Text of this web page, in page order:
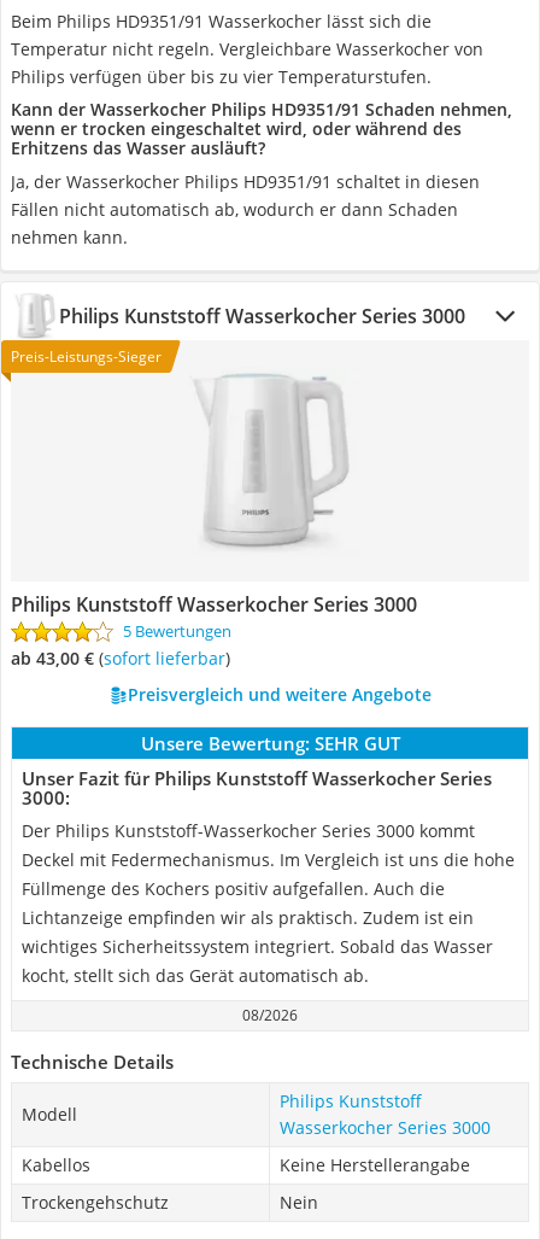
Beim Philips HD9351/91 Wasserkocher lässt sich die
Temperatur nicht regeln. Vergleichbare Wasserkocher von
Philips verfügen über bis zu vier Temperaturstufen.
Kann der Wasserkocher Philips HD9351/91 Schaden nehmen,
wenn er trocken eingeschaltet wird, oder während des
Erhitzens das Wasser ausläuft?
Ja, der Wasserkocher Philips HD9351/91 schaltet in diesen
Fällen nicht automatisch ab, wodurch er dann Schaden
nehmen kann.
Philips Kunststoff Wasserkocher Series 3000
Preis-Leistungs-Sieger
Philips Kunststoff Wasserkocher Series 3000
5 Bewertungen
ab 43,00 € ( Sofort lieferbar)
Preisvergleich und weitere Angebote
Unsere Bewertung: SEHR GUT
Unser Fazit für Philips Kunststoff Wasserkocher Series
3000:
Der Philips Kunststoff-Wasserkocher Series 3000 kommt
Deckel mit Federmechanismus. Im Vergleich ist uns die hohe
Füllmenge des Kochers positiv aufgefallen. Auch die
Lichtanzeige empfinden wir als praktisch. Zudem ist ein
wichtiges Sicherheitssystem integriert. Sobald das Wasser
kocht, stellt sich das Gerät automatisch ab.
08/2026
Technische Details
Modell
Philips Kunststoff
Wasserkocher Series 3000
Kabellos
Keine Herstellerangabe
Trockengehschutz
Nein